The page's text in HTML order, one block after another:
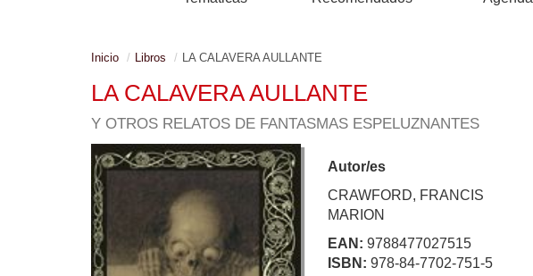
Inicio Libros LA CALAVERA AULLANTE
LA CALAVERA AULLANTE
Y OTROS RELATOS DE FANTASMAS ESPELUZNANTES
Autor/es
CRAWFORD, FRANCIS
MARION
EAN: 9788477027515
ISBN: 978-84-7702-751-5